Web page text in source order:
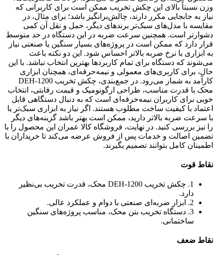
وزن نسبتاً بالای این چکش تخریب ممکن است برای کاربرانی که
نیاز به جابجایی مکرر دارند، چالش‌برانگیز باشد؛ برای مثال، در
مقایسه با مدل‌های سبک‌تر برندهای دیگر، حمل و نقل آن کمی
دشوارتر است. همچنین سرعت ضربه در این دستگاه در حد متوسط
قرار دارد که ممکن است در پروژه‌های بسیار سنگین یا صنعتی نیاز
به ابزاری با نرخ ضربه بالاتر احساس شود. این دو نکته باعث
می‌شوند که دستگاه برای تمام کاربردها بهترین انتخاب نباشد. با این
حال، برای کاربری‌های معمولی و نیمه‌حرفه‌ای، همچنان ابزاری
کارآمد به شمار می‌رود. در جمع‌بندی، چکش تخریب DEH-1200
محک با قدرت مناسب، طراحی ارگونومیک و قیمت رقابتی، انتخاب
خوبی برای کاربران نیمه‌حرفه‌ای است که به دنبال دستگاهی قابل
اعتماد با کیفیت ساخت مطلوب هستند. اگر نیاز به ابزاری سبک‌تر یا
با سرعت ضربه بالاتر دارید، ممکن است بهتر باشد گزینه‌های دیگر
را نیز بررسی کنید. در نهایت، فروشگاه کالا عمران این محصول را با
تضمین اصالت و خدمات پس از فروش عرضه می‌کند تا خریداران با
اطمینان کامل بتوانند تصمیم بگیرند.
نقاط قوت
1. چکش تخریب DEH-1200 محک، قدرت تخریب بی‌نظیر
دارد.
2. ابزار ضربه‌ای صنعتی با دوام و عملکرد عالی.
3. دستگاه تخریب بتن محک، مناسب پروژه‌های سنگین
ساختمانی.
نقاط ضعف